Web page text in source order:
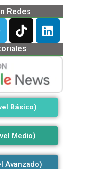
Redes
Básico)
Medio)
Avanzado)